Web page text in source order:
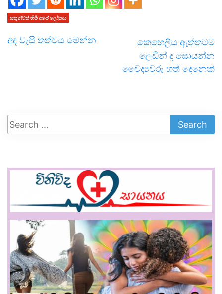
සතුන්ටත් හිමි අපේ ලෝකය
අද වැසි තත්වය මෙන්න
කෙහෙලිය ඇත්තටම
ලෙඩින් ද සොයන්න
වෛද්‍යවරු හත් දෙනෙක්